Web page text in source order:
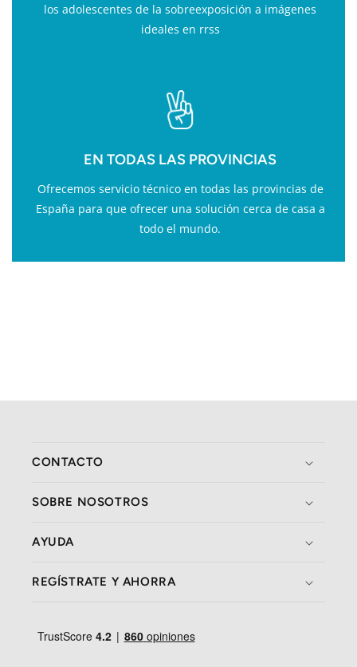
los adolescentes de la sobreexposición a imágenes
ideales en rrss
EN TODAS LAS PROVINCIAS
Ofrecemos servicio técnico en todas las provincias de
España para que ofrecer una solución cerca de casa a
todo el mundo.
CONTACTO
SOBRE NOSOTROS
AYUDA
REGÍSTRATE Y AHORRA